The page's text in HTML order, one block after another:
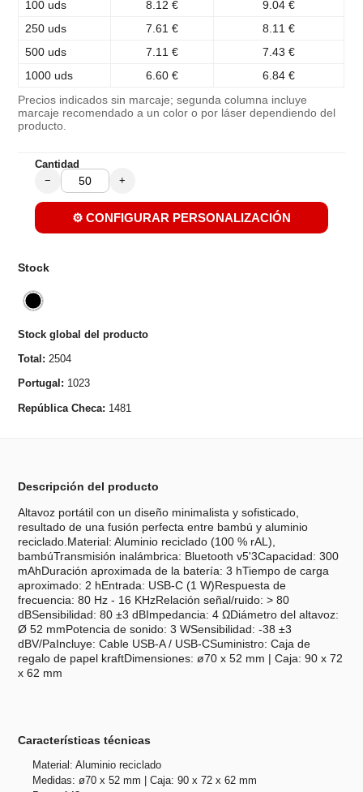
100 uds
8.12 €
9.04 €
250 uds
7.61 €
8.11 €
500 uds
7.11 €
7.43 €
1000 uds
6.60 € 6.84 €
Precios indicados sin marcaje; segunda columna incluye
marcaje recomendado a un color o por láser dependiendo del
producto.
Cantidad
− +
⚙️ CONFIGURAR PERSONALIZACIÓN
Stock
Stock global del producto
Total: 2504
Portugal: 1023
República Checa: 1481
Descripción del producto
Altavoz portátil con un diseño minimalista y sofisticado,
resultado de una fusión perfecta entre bambú y aluminio
reciclado.Material: Aluminio reciclado (100 % rAL),
bambúTransmisión inalámbrica: Bluetooth v5'3Capacidad: 300
mAhDuración aproximada de la batería: 3 hTiempo de carga
aproximado: 2 hEntrada: USB-C (1 W)Respuesta de
frecuencia: 80 Hz - 16 KHzRelación señal/ruido: > 80
dBSensibilidad: 80 ±3 dBImpedancia: 4 ΩDiámetro del altavoz:
Ø 52 mmPotencia de sonido: 3 WSensibilidad: -38 ±3
dBV/PaIncluye: Cable USB-A / USB-CSuministro: Caja de
regalo de papel kraftDimensiones: ø70 x 52 mm | Caja: 90 x 72
x 62 mm
Características técnicas
Material: Aluminio reciclado
Medidas: ø70 x 52 mm | Caja: 90 x 72 x 62 mm